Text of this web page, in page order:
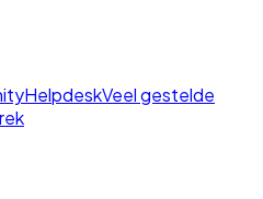
HelpdeskVeel gestelde